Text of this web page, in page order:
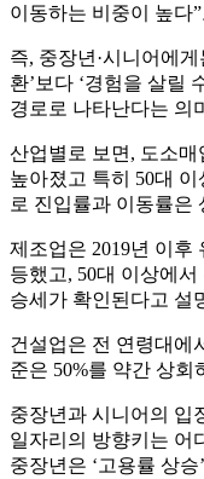
이동하는 비중이 높다
즉, 중장년·시니어에
환’보다 ‘경험을 살릴
경로로 나타난다는 의
산업별로 보면, 도소매
높아졌고 특히 50대
로 진입률과 이동률은
제조업은 2019년 이후
등했고, 50대 이상에
승세가 확인된다고 설
건설업은 전 연령대에
준은 50%를 약간 상
중장년과 시니어의 입
일자리의 방향키는 어
중장년은 ‘고용률 상